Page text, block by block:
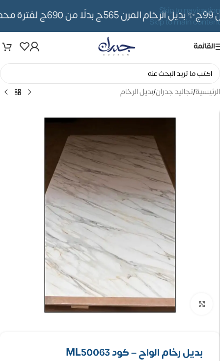
Skip to navigation
Skip to main content
✨ بديل الرخام المرن 565ج بدلًا من 690ج لفترة محدوده
القائمة
الرئيسية/تجاليد جدران/بديل الرخام
تكبير الصورة
بديل رخام الواح – كود ML50063